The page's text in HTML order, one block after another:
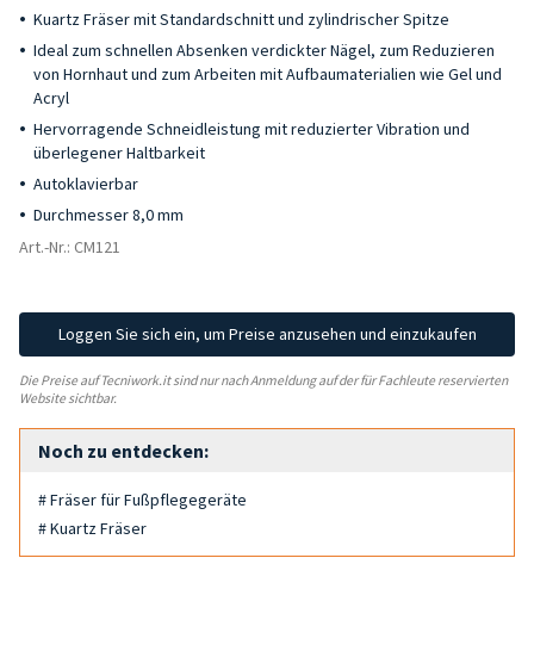
Kuartz Fräser mit Standardschnitt und zylindrischer Spitze
Ideal zum schnellen Absenken verdickter Nägel, zum Reduzieren
von Hornhaut und zum Arbeiten mit Aufbaumaterialien wie Gel und
Acryl
Hervorragende Schneidleistung mit reduzierter Vibration und
überlegener Haltbarkeit
Autoklavierbar
Durchmesser 8,0 mm
Art.-Nr.: CM121
Loggen Sie sich ein, um Preise anzusehen und einzukaufen
Die Preise auf Tecniwork.it sind nur nach Anmeldung auf der für Fachleute reservierten
Website sichtbar.
Noch zu entdecken:
# Fräser für Fußpflegegeräte
# Kuartz Fräser